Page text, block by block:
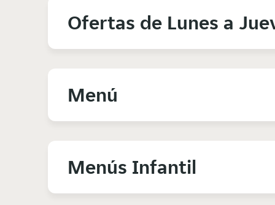
Ofertas de Lunes a
Menú
Menús Infantil